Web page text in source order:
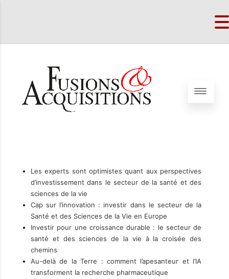
Les experts sont optimistes quant aux perspectives
d’investissement dans le secteur de la santé et des
sciences de la vie
Cap sur l’innovation : investir dans le secteur de la
Santé et des Sciences de la Vie en Europe
Investir pour une croissance durable : le secteur de
santé et des sciences de la vie à la croisée des
chemins
Au-delà de la Terre : comment l’apesanteur et l’IA
transforment la recherche pharmaceutique